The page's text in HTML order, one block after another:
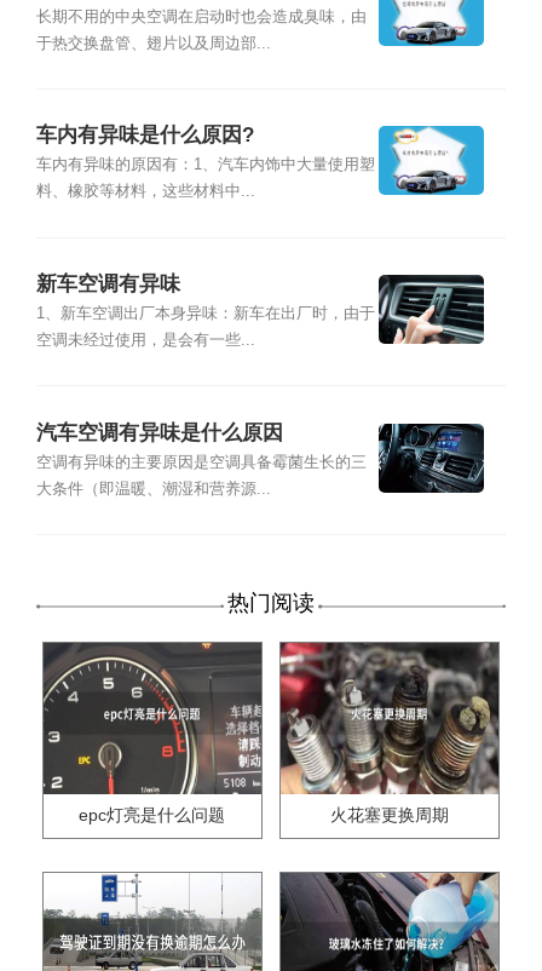
长期不用的中央空调在启动时也会造成臭味，由
于热交换盘管、翅片以及周边部...
车内有异味是什么原因?
车内有异味的原因有：1、汽车内饰中大量使用塑
料、橡胶等材料，这些材料中...
新车空调有异味
1、新车空调出厂本身异味：新车在出厂时，由于
空调未经过使用，是会有一些...
汽车空调有异味是什么原因
空调有异味的主要原因是空调具备霉菌生长的三
大条件（即温暖、潮湿和营养源...
热门阅读
epc灯亮是什么问题 火花塞更换周期